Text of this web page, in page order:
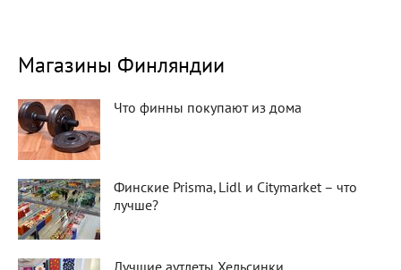
Магазины Финляндии
Что финны покупают из дома
Финские Prisma, Lidl и Citymarket – что
лучше?